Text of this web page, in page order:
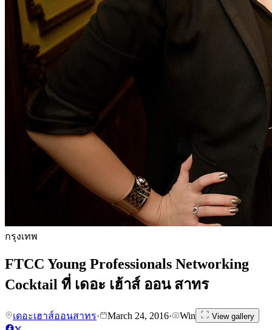
กรุงเทพ
FTCC Young Professionals Networking
Cocktail ที่ เดอะ เฮ้าส์ ออน สาทร
เดอะเฮาส์ออนสาทร· March 24, 2016· Win View gallery